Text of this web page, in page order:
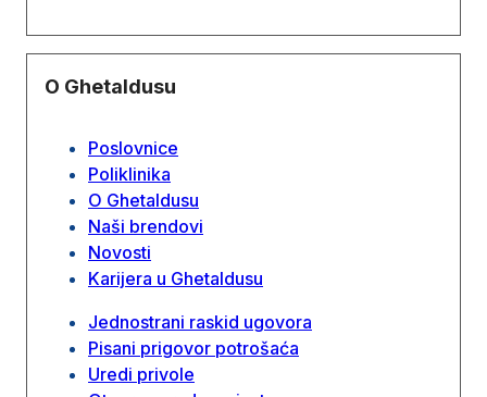
O Ghetaldusu
Poslovnice
Poliklinika
O Ghetaldusu
Naši brendovi
Novosti
Karijera u Ghetaldusu
Jednostrani raskid ugovora
Pisani prigovor potrošaća
Uredi privole